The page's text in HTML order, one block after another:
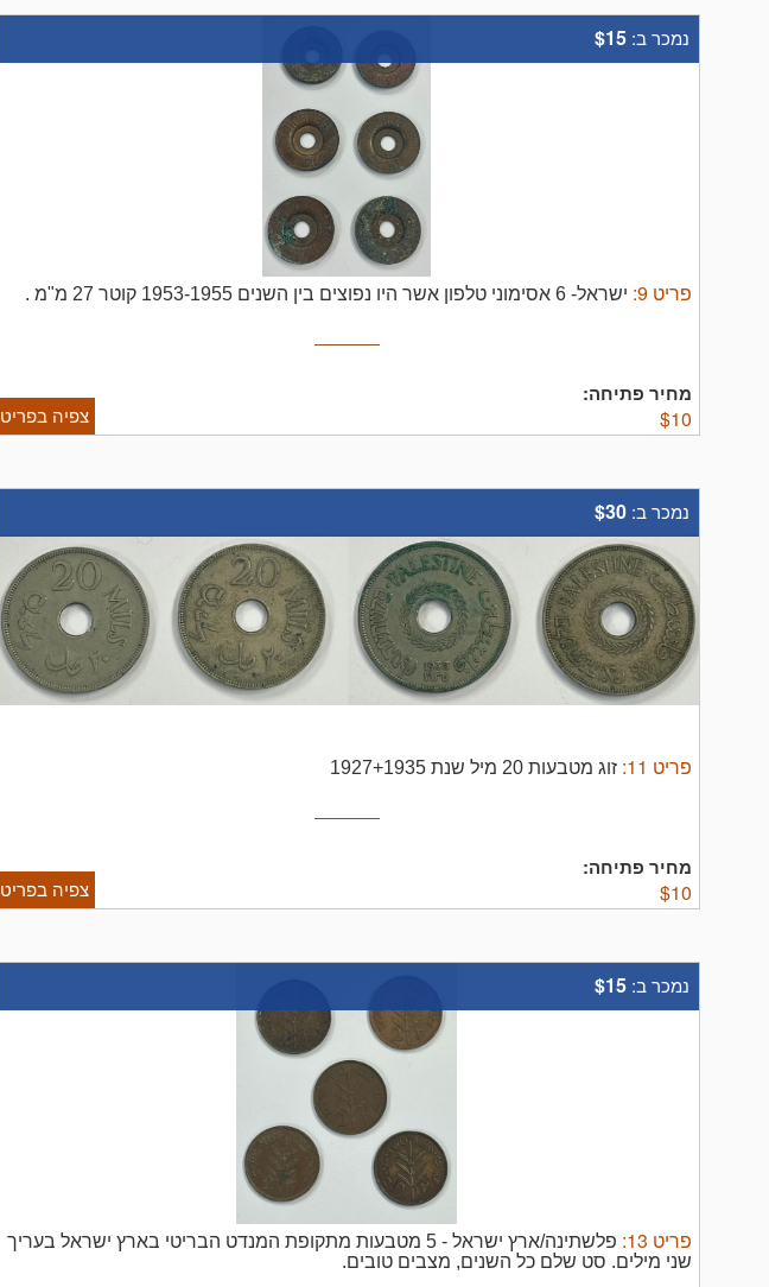
נמכר ב: $15
פריט 9
: ישראל- 6 אסימוני טלפון אשר היו נפוצים בין השנים 1953-1955 קוטר 27 מ"מ .
מחיר פתיחה:
$10 צפיה בפריט
נמכר ב: $30
פריט 11
: זוג מטבעות 20 מיל שנת 1927+1935
מחיר פתיחה:
$10 צפיה בפריט
נמכר ב: $15
פריט 13
:
פלשתינה/ארץ ישראל - 5 מטבעות מתקופת המנדט הבריטי בארץ ישראל בעריך
שני מילים. סט שלם כל השנים, מצבים טובים.